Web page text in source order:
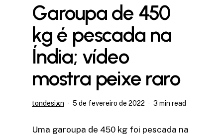
Garoupa de 450
kg é pescada na
Índia; vídeo
mostra peixe raro
tondesign 5 de fevereiro de 2022 3 min read
Uma garoupa de 450 kg foi pescada na